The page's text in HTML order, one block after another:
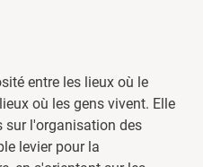
entre les lieux où le
où les gens vivent. Elle
sur l'organisation des
levier pour la